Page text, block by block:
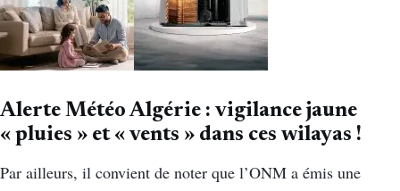
Alerte Météo Algérie : vigilance jaune
« pluies » et « vents » dans ces wilayas !
Par ailleurs, il convient de noter que l’ONM a émis une